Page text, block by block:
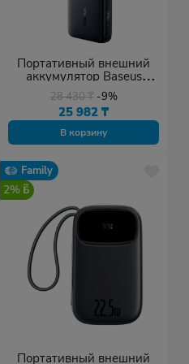
Портативный внешний
аккумулятор Baseus
EnerFill FC11 20000 mAh
22.5W (E0027S04)
черный
28 430₸ -9%
25 982₸
В корзину
Family
2%
Портативный внешний